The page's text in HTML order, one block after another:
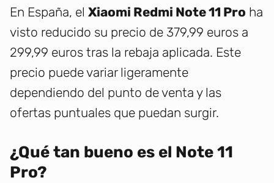
En España, el Xiaomi Redmi Note 11 Pro ha
visto reducido su precio de 379,99 euros a
299,99 euros tras la rebaja aplicada. Este
precio puede variar ligeramente
dependiendo del punto de venta y las
ofertas puntuales que puedan surgir.
¿Qué tan bueno es el Note 11
Pro?